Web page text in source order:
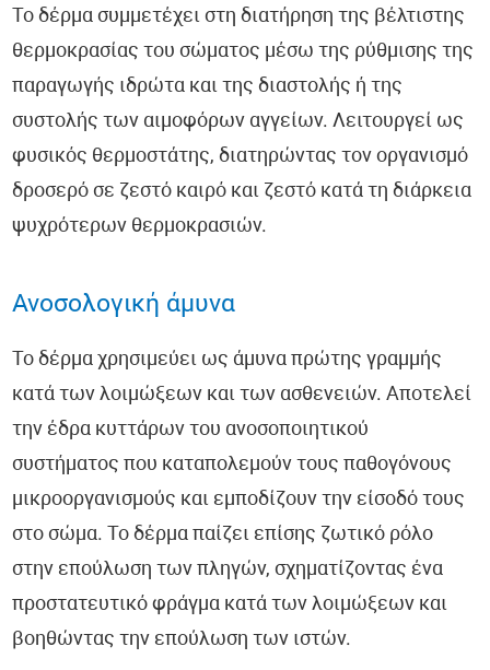
Ορμόνες - HormoneScan®
Έλεγχος Νευρικού Συστήματος - NeuroScan®
Κολπικό Μικροβίωμα - FemoScan®
Βιταμίνες & Μικροθρεπτικά - NutriScan®
Παθολογικές Καταστάσεις
Διαγνωστικές Εξετάσεις - DiagnosticTests®
Ανακοινώσεις Εργαστηρίου
Το δέρμα συμμετέχει στη διατήρηση της βέλτιστης
θερμοκρασίας του σώματος μέσω της ρύθμισης της
παραγωγής ιδρώτα και της διαστολής ή της
συστολής των αιμοφόρων αγγείων. Λειτουργεί ως
φυσικός θερμοστάτης, διατηρώντας τον οργανισμό
δροσερό σε ζεστό καιρό και ζεστό κατά τη διάρκεια
ψυχρότερων θερμοκρασιών.
Ανοσολογική άμυνα
Το δέρμα χρησιμεύει ως άμυνα πρώτης γραμμής
κατά των λοιμώξεων και των ασθενειών. Αποτελεί
την έδρα κυττάρων του ανοσοποιητικού
συστήματος που καταπολεμούν τους παθογόνους
μικροοργανισμούς και εμποδίζουν την είσοδό τους
στο σώμα. Το δέρμα παίζει επίσης ζωτικό ρόλο
στην επούλωση των πληγών, σχηματίζοντας ένα
προστατευτικό φράγμα κατά των λοιμώξεων και
βοηθώντας την επούλωση των ιστών.